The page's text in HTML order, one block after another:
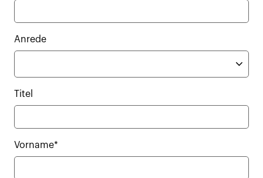
Anrede
Titel
Vorname*